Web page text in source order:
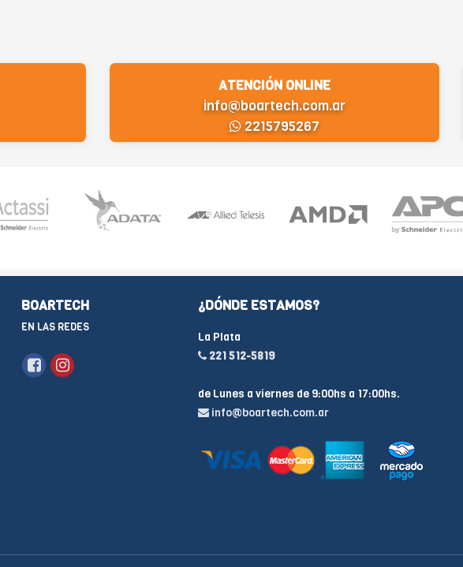
ATENCIÓN ONLINE
info@boartech.com.ar
2215795267
BOARTECH
EN LAS REDES
¿DÓNDE ESTAMOS?
La Plata
221 512-5819
de Lunes a viernes de 9:00hs a 17:00hs.
info@boartech.com.ar